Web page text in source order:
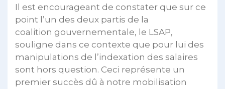
Il est encourageant de constater que sur ce
point l’un des deux partis de la
coalition gouvernementale, le LSAP,
souligne dans ce contexte que pour lui des
manipulations de l’indexation des salaires
sont hors question. Ceci représente un
premier succès dû à notre mobilisation